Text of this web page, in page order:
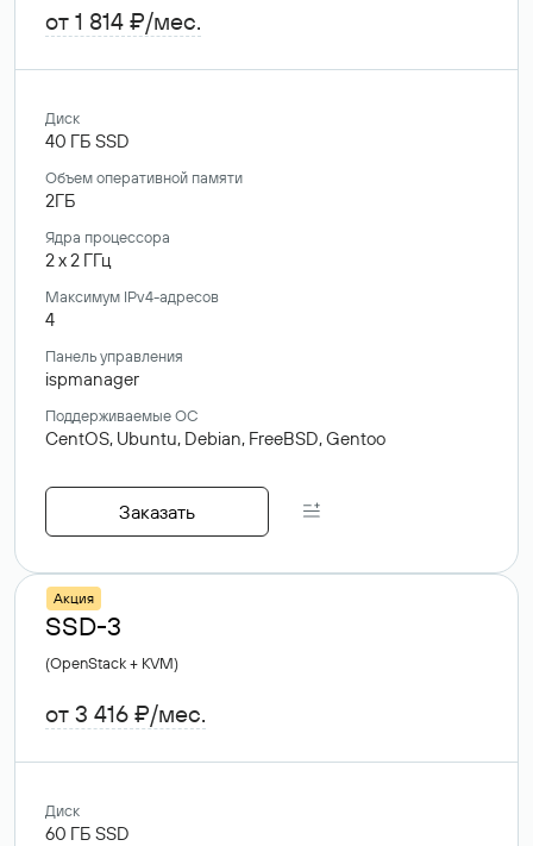
от 1 814 ₽/мес.
Диск
40 ГБ SSD
Объем оперативной памяти
2ГБ
Ядра процессора
2x2 ГГц
Максимум IPv4-адресов
4
Панель управления
ispmanager
Поддерживаемые ОС
CentOS, Ubuntu, Debian, FreeBSD,Gentoo
Заказать
Акция
SSD-3
(OpenStack + KVM)
от 3 416 ₽/мес.
Диск
60 ГБ SSD